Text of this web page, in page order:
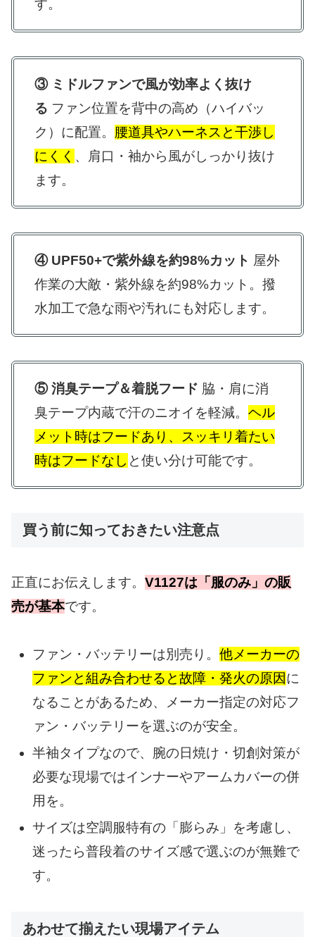
す。
③ ミドルファンで風が効率よく抜け
る ファン位置を背中の高め（ハイバッ
ク）に配置。 腰道具やハーネスと干渉し
にくく 、肩口・袖から風がしっかり抜け
ます。
④ UPF50+で紫外線を約98%カット 屋外
作業の大敵・紫外線を約98%カット。撥
水加工で急な雨や汚れにも対応します。
⑤ 消臭テープ＆着脱フード 脇・肩に消
臭テープ内蔵で汗のニオイを軽減。 ヘル
メット時はフードあり、スッキリ着たい
時はフードなし と使い分け可能です。
買う前に知っておきたい注意点
正直にお伝えします。 V1127は「服のみ」の販
売が基本です。
ファン・バッテリーは別売り。 他メーカーの
ファンと組み合わせると故障・発火の原因に
なることがあるため、メーカー指定の対応フ
ァン・バッテリーを選ぶのが安全。
半袖タイプなので、腕の日焼け・切創対策が
必要な現場ではインナーやアームカバーの併
用を。
サイズは空調服特有の「膨らみ」を考慮し、
迷ったら普段着のサイズ感で選ぶのが無難で
す。
あわせて揃えたい現場アイテム